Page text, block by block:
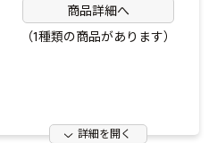
商品詳細へ
（1種類の商品があります）
詳細を開く